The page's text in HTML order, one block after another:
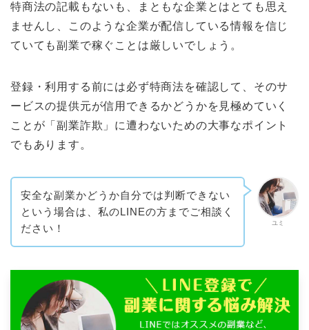
特商法の記載もないも、まともな企業とはとても思え
ませんし、このような企業が配信している情報を信じ
ていても副業で稼ぐことは厳しいでしょう。
登録・利用する前には必ず特商法を確認して、そのサ
ービスの提供元が信用できるかどうかを見極めていく
ことが「副業詐欺」に遭わないための大事なポイント
でもあります。
ユミ
安全な副業かどうか自分では判断できない
という場合は、私のLINEの方までご相談く
ださい！